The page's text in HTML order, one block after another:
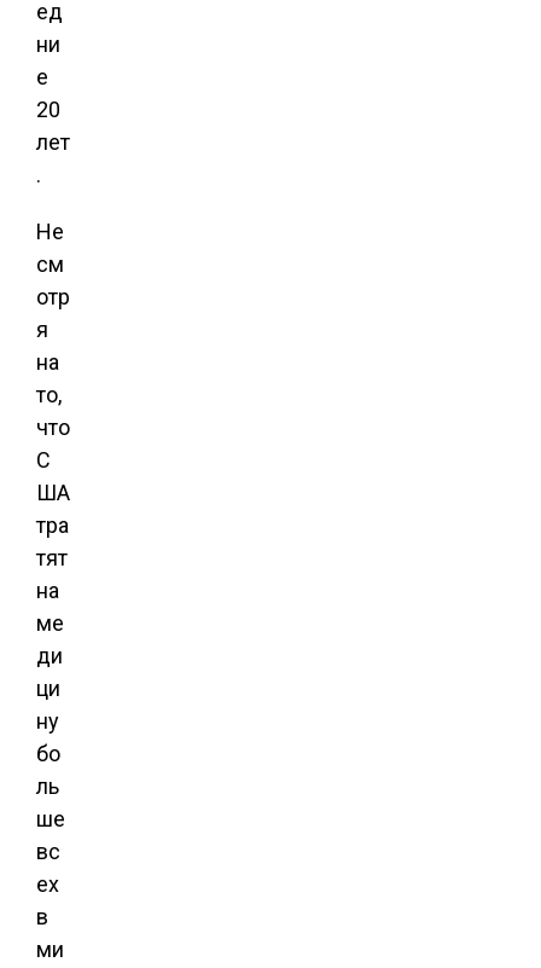
ед
ни
е
20
лет
.
Не
см
отр
я
на
то,
что
С
ША
тра
тят
на
ме
ди
ци
ну
бо
ль
ше
вс
ех
в
ми